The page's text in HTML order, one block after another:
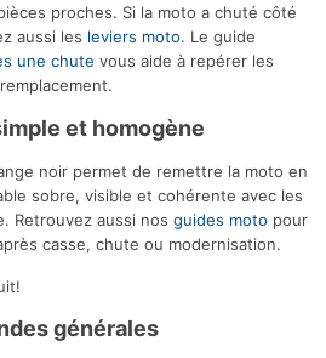
proches. Si la moto a chuté côté
aussi les leviers moto. Le guide
une chute vous aide à repérer les
et homogène
noir permet de remettre la moto en
sobre, visible et cohérente avec les
Retrouvez aussi nos guides moto pour
casse, chute ou modernisation.
générales